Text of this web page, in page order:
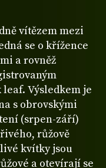
vítězem mezi
se o křížence
a rovněž
Výsledkem je
s obrovskými
(srpen-září)
růžově
kvítky jsou
a otevírají se